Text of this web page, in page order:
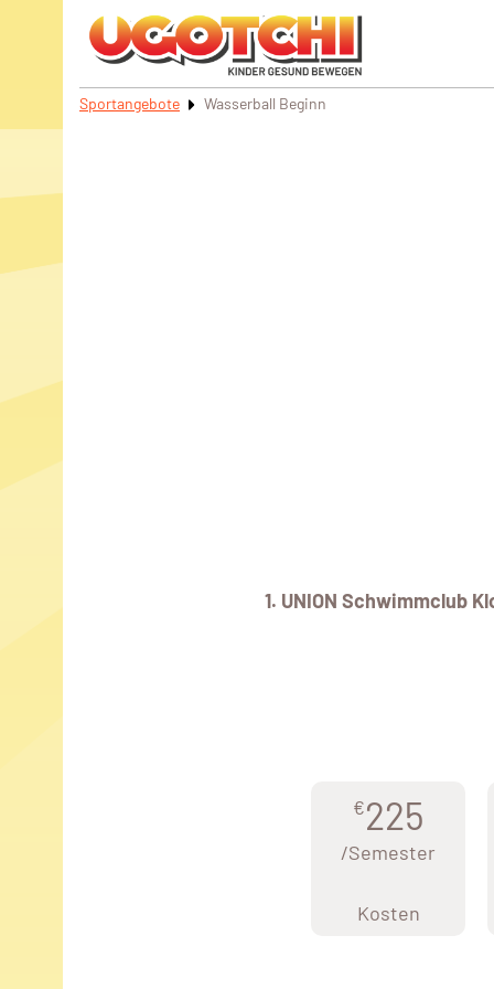
Sportangebote Wasserball Beginn
1. UNION Schwimmclub
€225
/Semester
Kosten